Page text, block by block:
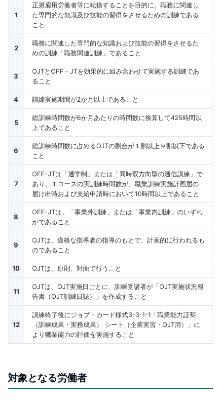
1
正規雇用労働者等に転換することを目的に、職務に関連し
た専門的な知識及び技能の習得をさせるための訓練である
こと
2
職務に関連した専門的な知識および技能の習得をさせるた
めの訓練「職務関連訓練」であること
3
OJTとOFF－JTを効果的に組み合わせて実施する訓練であ
ること
4 訓練実施期間が2か月以上であること
5
総訓練時間数が6か月あたりの時間数に換算して425時間以
上であること
6
総訓練時間数に占めるOJTの割合が１割以上９割以下である
こと
7
OFF-JTは「通学制」または「同時双方向型の通信訓練」で
あり、１コースの実訓練時間数が、職業訓練実施計画届の
届け出時および支給申請時において10時間以上であること
8
OFF-JTは、「事業外訓練」または「事業内訓練」のいずれ
かであること
9
OJTは、適格な指導者の指導のもとで、計画的に行われるも
のであること
10 OJTは、原則、対面で行うこと
11
OJTは、OJT実施日ごとに、訓練受講者が「OJT実施状況報
告書（OJT訓練日誌）」を作成すること
12
訓練終了後にジョブ・カード様式3-3-1-1「職業能力証明
（訓練成果・実務成果） シート（企業実習・OJT用）」に
より職業能力の評価を実施すること
対象となる労働者